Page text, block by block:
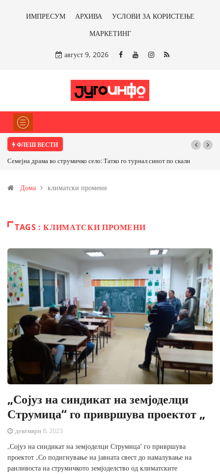
ИМПРЕСУМ АРХИВА
УСЛОВИ ЗА КОРИСТЕЊЕ
МАРКЕТИНГ
август 9, 2026
ФЛЕШ ВЕСТИ
по скалиТРАМП НАРЕДИ ВОЈСКАТА ДА КОРИСТИ МЕТАЛИ САМО ОД
бакарот од Иловица и со антимонот?
Дома климатски промени
TAGS : КЛИМАТСКИ ПРОМЕНИ
„Сојуз на синдикат на земјоделци
Струмица“ го привршува проектот „
декември 8, 2023
„Сојуз на синдикат на земјоделци Струмица“ го привршува
проектот „Со подигнување на јавната свест до намалување на
ранливоста на струмичкото земјоделство од климатските